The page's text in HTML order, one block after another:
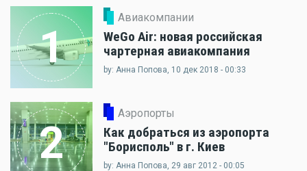
1
Авиакомпании
WeGo Air: новая российская
чартерная авиакомпания
by: Анна Попова, 10 дек 2018 - 00:33
2
Аэропорты
Как добраться из аэропорта
"Борисполь" в г. Киев
by: Анна Попова, 29 авг 2012 - 00:05